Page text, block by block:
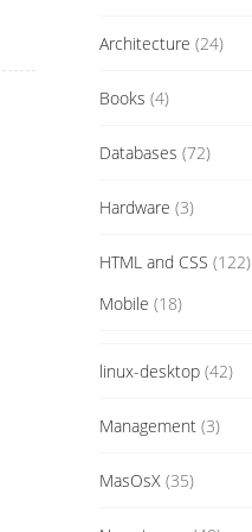
Architecture (24)
Books (4)
Databases (72)
Hardware (3)
HTML and CSS (122)
Mobile (18)
linux-desktop(42)
Management(3)
MasOsX(35)